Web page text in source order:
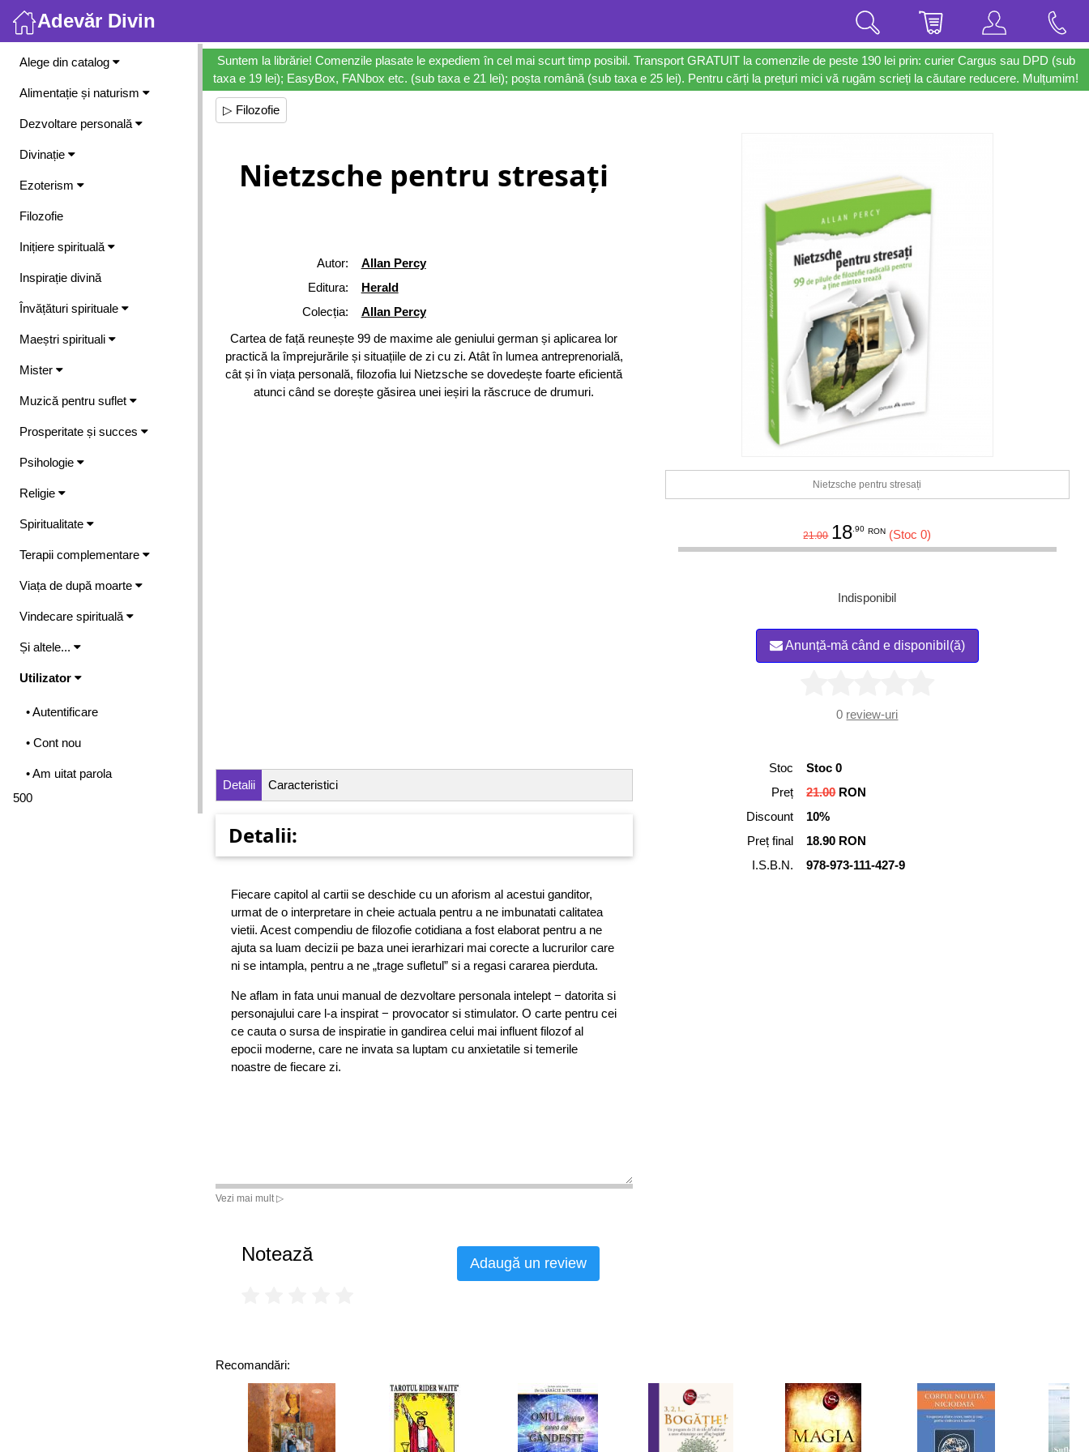
Adevăr Divin
Meniu
Alege din catalog
Alimentație și naturism
Dezvoltare personală
Divinație
Ezoterism
Filozofie
Inițiere spirituală
Inspirație divină
Învățături spirituale
Maeștri spirituali
Mister
Muzică pentru suflet
Prosperitate și succes
Psihologie
Religie
Spiritualitate
Terapii complementare
Viața de după moarte
Vindecare spirituală
Și altele...
Utilizator
• Autentificare
• Cont nou
• Am uitat parola
500
Suntem la librărie! Comenzile plasate le expediem în cel mai scurt timp posibil. Transport GRATUIT la comenzile de peste 190 lei prin: curier Cargus sau DPD (sub
taxa e 19 lei); EasyBox, FANbox etc. (sub taxa e 21 lei); poșta română (sub taxa e 25 lei). Pentru cărți la prețuri mici vă rugăm scrieți la căutare reducere. Mulțumim!
▷ Filozofie
Nietzsche pentru stresați
Autor:
Allan Percy
Editura:
Herald
Colecția:
Allan Percy
Cartea de față reunește 99 de maxime ale geniului german și aplicarea lor
practică la împrejurările și situațiile de zi cu zi. Atât în lumea antreprenorială,
cât și în viața personală, filozofia lui Nietzsche se dovedește foarte eficientă
atunci când se dorește găsirea unei ieșiri la răscruce de drumuri.
Nietzsche pentru stresați
21.00 18 .90 RON (Stoc 0)
Indisponibil
Anunță-mă când e disponibil(ă)
0 review-uri
Detalii Caracteristici
Detalii:
Fiecare capitol al cartii se deschide cu un aforism al acestui ganditor,
urmat de o interpretare in cheie actuala pentru a ne imbunatati calitatea
vietii. Acest compendiu de filozofie cotidiana a fost elaborat pentru a ne
ajuta sa luam decizii pe baza unei ierarhizari mai corecte a lucrurilor care
ni se intampla, pentru a ne „trage sufletul” si a regasi cararea pierduta.
Ne aflam in fata unui manual de dezvoltare personala intelept − datorita si
personajului care l-a inspirat − provocator si stimulator. O carte pentru cei
ce cauta o sursa de inspiratie in gandirea celui mai influent filozof al
epocii moderne, care ne invata sa luptam cu anxietatile si temerile
noastre de fiecare zi.
Vezi mai mult ▷
Stoc
Stoc 0
Preț
21.00RON
Discount
10%
Preț final
18.90 RON
I.S.B.N.
978-973-111-427-9
Notează Adaugă un review
Recomandări: